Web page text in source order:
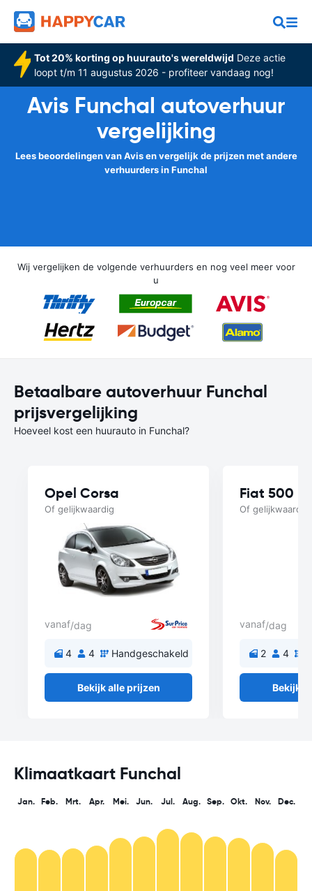
Tot 20% korting op huurauto's wereldwijd Deze actie
loopt t/m 11 augustus 2026 - profiteer vandaag nog!
Avis Funchal autoverhuur
vergelijking
Lees beoordelingen van Avis en vergelijk de prijzen met andere
verhuurders in Funchal
Wij vergelijken de volgende verhuurders en nog veel meer voor
u
Betaalbare autoverhuur Funchal
prijsvergelijking
Hoeveel kost een huurauto in Funchal?
Opel Corsa
Of gelijkwaardig
vanaf/dag
4 4 Handgeschakeld
Bekijk alle prijzen
Fiat 500
Of gelijkwaardig
vanaf/dag
2 4
Bekijk
Klimaatkaart Funchal
Jan. Feb. Mrt. Apr. Mei. Jun. Jul. Aug. Sep. Okt. Nov. Dec.